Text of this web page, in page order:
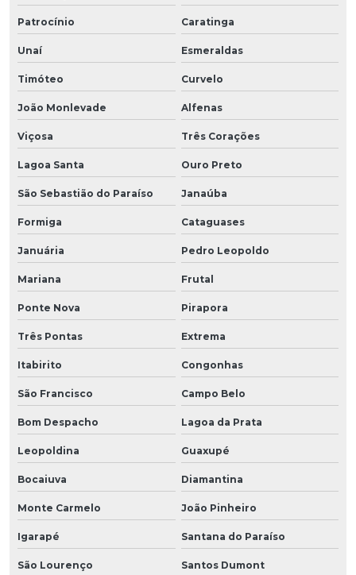
Patrocínio Caratinga
Unaí Esmeraldas
Timóteo Curvelo
João Monlevade Alfenas
Viçosa Três Corações
Lagoa Santa Ouro Preto
São Sebastião do Paraíso Janaúba
Formiga Cataguases
Januária Pedro Leopoldo
Mariana Frutal
Ponte Nova Pirapora
Três Pontas Extrema
Itabirito Congonhas
São Francisco Campo Belo
Bom Despacho Lagoa da Prata
Leopoldina Guaxupé
Bocaiuva Diamantina
Monte Carmelo João Pinheiro
Igarapé Santana do Paraíso
São Lourenço Santos Dumont